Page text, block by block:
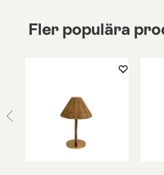
Fler populära